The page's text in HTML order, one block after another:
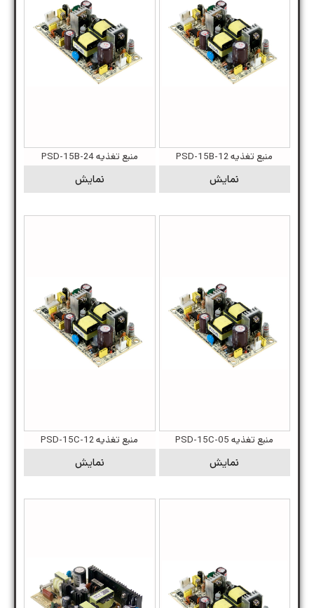
منبع تغذیه PSD-15B-12
نمایش
منبع تغذیه PSD-15B-24
نمایش
منبع تغذیه PSD-15C-05
نمایش
منبع تغذیه PSD-15C-12
نمایش